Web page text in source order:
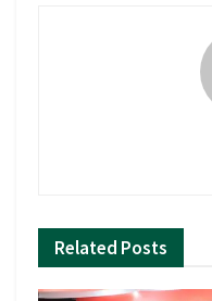
Related Posts